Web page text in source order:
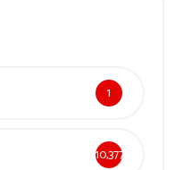
1
10,377